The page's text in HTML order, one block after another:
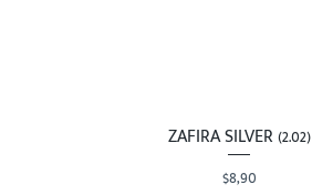
Vista rápida
ZAFIRA SILVER (2.02)
Precio
$8,90